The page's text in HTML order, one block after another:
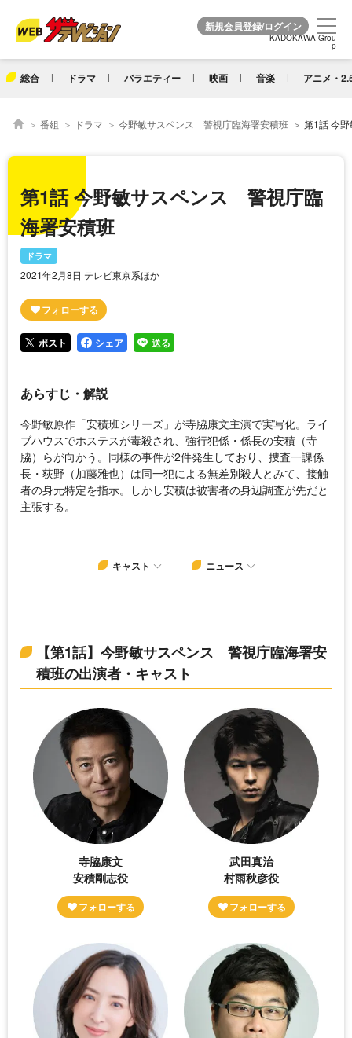
KADOKAWA Grou
p
総合 ドラマ バラエティー 映画 音楽 アニメ・
KADOKAWA Grou
p
番組 ドラマ 今野敏サスペンス 警視庁臨海署安積班 第1話 今
第1話 今野敏サスペンス 警視庁臨
海署安積班
ドラマ
2021年2月8日 テレビ東京系ほか
ポスト シェア 送る
あらすじ・解説
今野敏原作「安積班シリーズ」が寺脇康文主演で実写化。ライ
ブハウスでホステスが毒殺され、強行犯係・係長の安積（寺
脇）らが向かう。同様の事件が2件発生しており、捜査一課係
長・荻野（加藤雅也）は同一犯による無差別殺人とみて、接触
者の身元特定を指示。しかし安積は被害者の身辺調査が先だと
主張する。
キャスト ニュース
【第1話】今野敏サスペンス 警視庁臨海署安
積班の出演者・キャスト
寺脇康文
安積剛志役
武田真治
村雨秋彦役